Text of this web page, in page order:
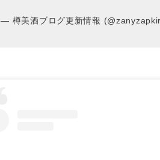
— 樽美酒ブログ更新情報